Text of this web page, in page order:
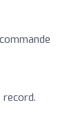
record.